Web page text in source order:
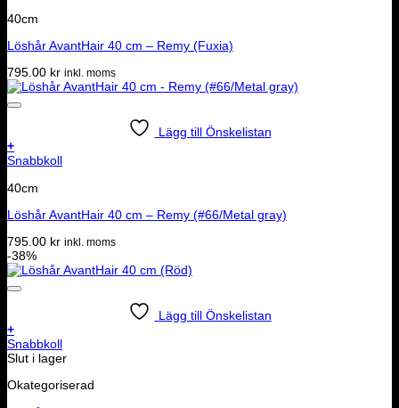
40cm
Löshår AvantHair 40 cm – Remy (Fuxia)
795.00 kr inkl. moms
Lägg till Önskelistan
+
Snabbkoll
40cm
Löshår AvantHair 40 cm – Remy (#66/Metal gray)
795.00 kr inkl. moms
-38%
Lägg till Önskelistan
+
Snabbkoll
Slut i lager
Okategoriserad